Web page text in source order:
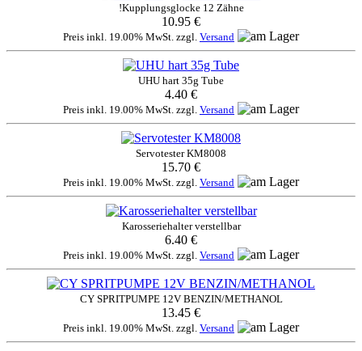
!Kupplungsglocke 12 Zähne
10.95 €
Preis inkl. 19.00% MwSt. zzgl. Versand
UHU hart 35g Tube
4.40 €
Preis inkl. 19.00% MwSt. zzgl. Versand
Servotester KM8008
15.70 €
Preis inkl. 19.00% MwSt. zzgl. Versand
Karosseriehalter verstellbar
6.40 €
Preis inkl. 19.00% MwSt. zzgl. Versand
CY SPRITPUMPE 12V BENZIN/METHANOL
13.45 €
Preis inkl. 19.00% MwSt. zzgl. Versand